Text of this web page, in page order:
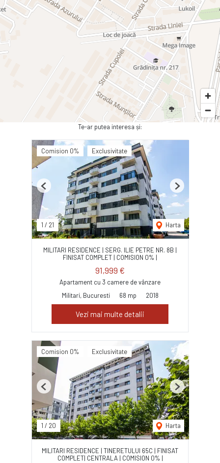
Te-ar putea interesa și:
Comision 0% Exclusivitate
1 / 21 Harta
Previous Next
MILITARI RESIDENCE | SERG. ILIE PETRE NR. 8B |
FINISAT COMPLET | COMISION 0% |
91,999 €
Apartament cu 3 camere de vânzare
Militari, Bucuresti
68 mp 2018
Vezi mai multe detalii
Comision 0% Exclusivitate
1 / 20 Harta
Previous Next
MILITARI RESIDENCE | TINERETULUI 65C | FINISAT
COMPLET| CENTRALA | COMISION 0% |